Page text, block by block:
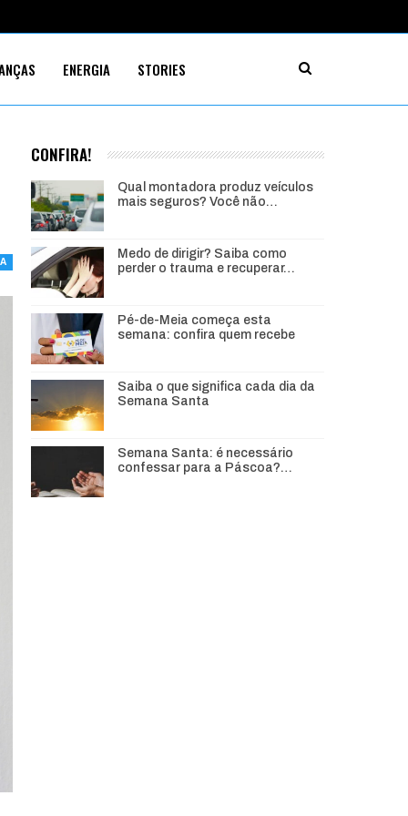
ENERGIA STORIES
CONFIRA!
Qual montadora produz veículos
mais seguros? Você não…
Medo de dirigir? Saiba como
perder o trauma e recuperar…
Pé-de-Meia começa esta
semana: confira quem recebe
Saiba o que significa cada dia da
Semana Santa
Semana Santa: é necessário
confessar para a Páscoa?…